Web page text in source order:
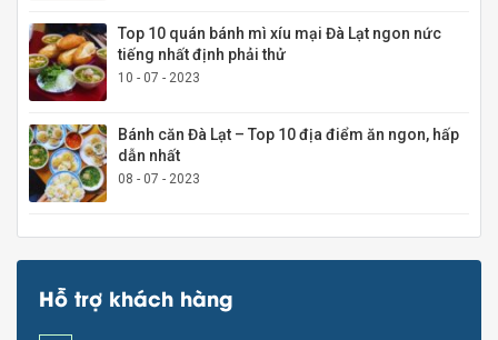
Top 10 quán bánh mì xíu mại Đà Lạt ngon nức
tiếng nhất định phải thử
10 - 07 - 2023
Bánh căn Đà Lạt – Top 10 địa điểm ăn ngon, hấp
dẫn nhất
08 - 07 - 2023
Hỗ trợ khách hàng